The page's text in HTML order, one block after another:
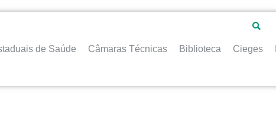
de Saúde Câmaras Técnicas Biblioteca Cieges